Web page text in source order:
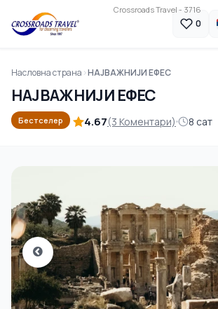
Crossroads Travel - 3716
0
Насловна страна НАЈВАЖНИЈИ ЕФЕС
НАЈВАЖНИЈИ ЕФЕС
Бестселер 4.67(3 Коментари) 8 сат